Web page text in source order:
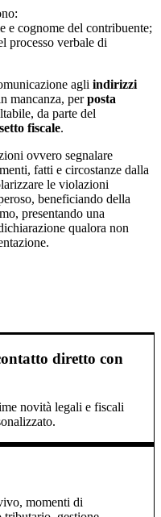
e cognome del contribuente;
processo verbale di
agli indirizzi
mancanza, perposta
da parte del
fiscale.
ovvero segnalare
fatti e circostanze dalla
le violazioni
beneficiando della
presentando una
qualora non
diretto con
novità legali e fiscali
momenti di